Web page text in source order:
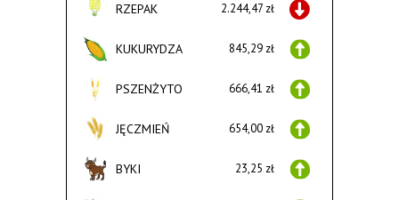
RZEPAK 2.244,47 zł
KUKURYDZA 845,29 zł
PSZENŻYTO 666,41 zł
JĘCZMIEŃ 654,00 zł
BYKI 23,25 zł